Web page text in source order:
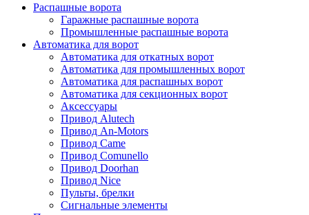
Распашные ворота
Гаражные распашные ворота
Промышленные распашные ворота
Автоматика для ворот
Автоматика для откатных ворот
Автоматика для промышленных ворот
Автоматика для распашных ворот
Автоматика для секционных ворот
Аксессуары
Привод Alutech
Привод An-Motors
Привод Came
Привод Comunello
Привод Doorhan
Привод Nice
Пульты, брелки
Сигнальные элементы